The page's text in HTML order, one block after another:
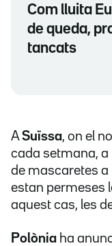
Com lluita
de queda,
tancats
ASuïssa, on el
cada setmana, a
de mascaretes a
estan permeses
aquest cas, les
Polònia ha